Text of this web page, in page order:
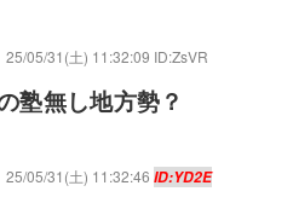
25/05/31(土) 11:32:09 ID:ZsVR
塾無し地方勢？
25/05/31(土) 11:32:46 ID:YD2E